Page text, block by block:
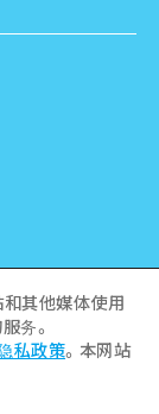
City .
其他媒体使用
务。
私政策。本网站